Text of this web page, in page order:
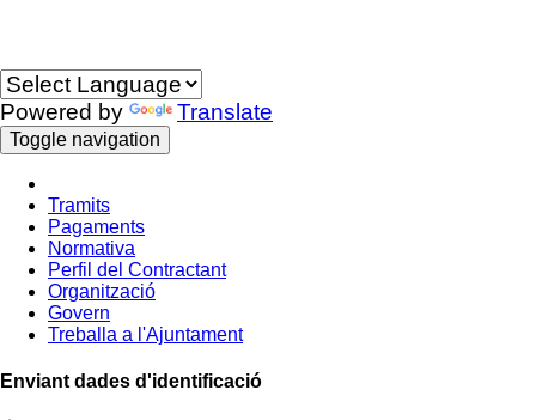
Powered by Translate
Toggle navigation
Tramits
Pagaments
Normativa
Perfil del Contractant
Organització
Govern
Treballa a l'Ajuntament
Enviant dades d'identificació